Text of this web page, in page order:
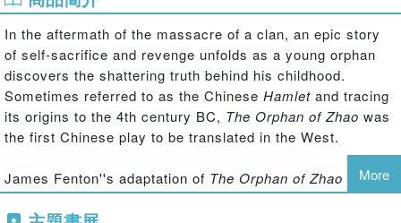
In the aftermath of the massacre of a clan, an epic story
of self-sacrifice and revenge unfolds as a young orphan
discovers the shattering truth behind his childhood.
Sometimes referred to as the Chinese Hamlet and tracing
its origins to the 4th century BC, The Orphan of Zhao was
the first Chinese play to be translated in the West.
James Fenton''s adaptation of The Orphan of Zhao
premiered with the RSC at the Swan Theatre, Stratford-
upon-Avon in November 2012.
More